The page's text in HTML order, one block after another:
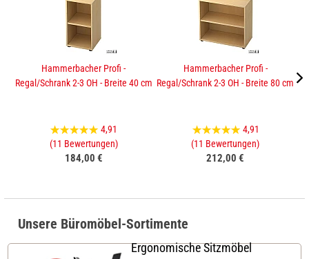
Hammerbacher Profi -
Regal/Schrank 2-3 OH - Breite 40 cm
4,91
(11 Bewertungen)
184,00 €
Hammerbacher Profi -
Regal/Schrank 2-3 OH - Breite 80 cm
4,91
(11 Bewertungen)
212,00 €
Unsere Büromöbel-Sortimente
Ergonomische Sitzmöbel